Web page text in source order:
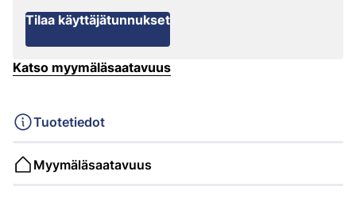
Tilaa käyttäjätunnukset
Katso myymäläsaatavuus
Tuotetiedot
Myymäläsaatavuus